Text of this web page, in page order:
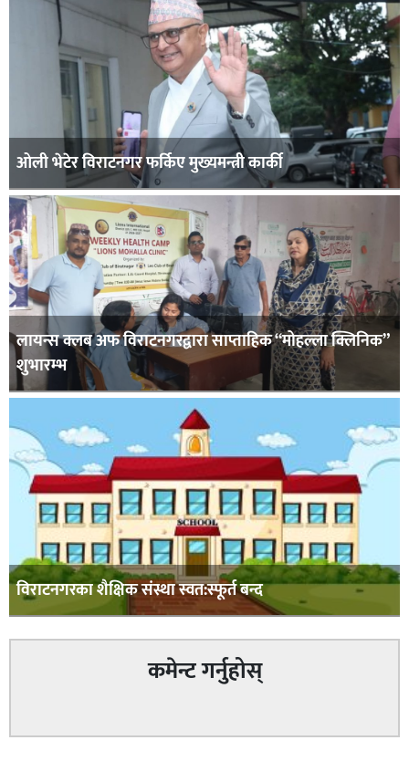
ओली भेटेर विराटनगर फर्किए मुख्यमन्त्री कार्की
लायन्स क्लब अफ विराटनगरद्वारा साप्ताहिक “मोहल्ला क्लिनिक”
शुभारम्भ
विराटनगरका शैक्षिक संस्था स्वत:स्फूर्त बन्द
कमेन्ट गर्नुहोस्